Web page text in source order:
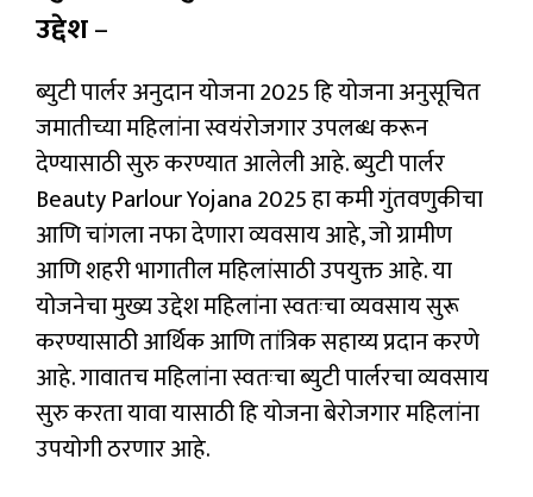
उद्देश–
ब्युटी पार्लर अनुदान योजना 2025 हि योजना अनुसूचित
जमातीच्या महिलांना स्वयंरोजगार उपलब्ध करून
देण्यासाठी सुरु करण्यात आलेली आहे. ब्युटी पार्लर
Beauty Parlour Yojana 2025 हा कमी गुंतवणुकीचा
आणि चांगला नफा देणारा व्यवसाय आहे, जो ग्रामीण
आणि शहरी भागातील महिलांसाठी उपयुक्त आहे. या
योजनेचा मुख्य उद्देश महिलांना स्वतःचा व्यवसाय सुरू
करण्यासाठी आर्थिक आणि तांत्रिक सहाय्य प्रदान करणे
आहे. गावातच महिलांना स्वतःचा ब्युटी पार्लरचा व्यवसाय
सुरु करता यावा यासाठी हि योजना बेरोजगार महिलांना
उपयोगी ठरणार आहे.